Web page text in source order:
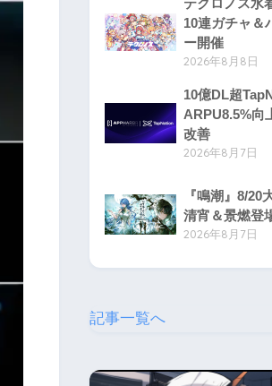
テクロノス水
10連ガチャ＆
ー開催
2026年8月8日
10億DL超
ARPU8.5%向
改善
2026年8月7日
『鳴潮』8/20
清宵＆景燃登
2026年8月7日
記事一覧へ